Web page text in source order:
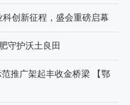
创新征程，盛会重磅启幕
守护沃土良田
推广架起丰收金桥梁 【鄂